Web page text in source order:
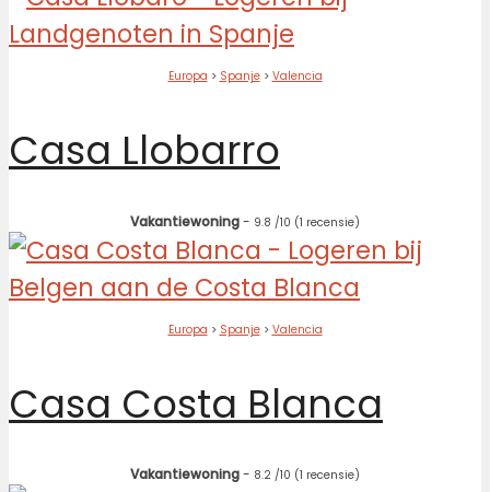
Europa > Spanje> Valencia
Casa Llobarro
Vakantiewoning- 9.8 /10 (1 recensie)
Europa > Spanje> Valencia
Casa Costa Blanca
Vakantiewoning- 8.2 /10 (1 recensie)